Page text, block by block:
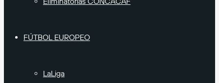
FÚTBOL EUROPEO
LaLiga